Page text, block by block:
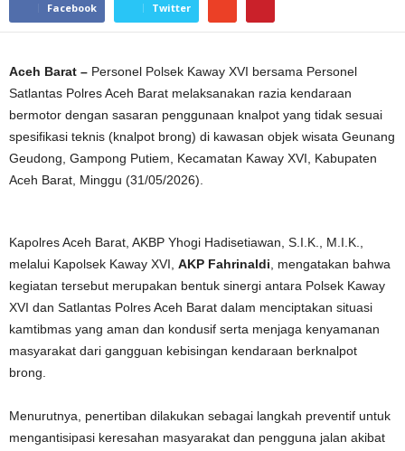
Facebook Twitter
Aceh Barat – Personel Polsek Kaway XVI bersama Personel
Satlantas Polres Aceh Barat melaksanakan razia kendaraan
bermotor dengan sasaran penggunaan knalpot yang tidak sesuai
spesifikasi teknis (knalpot brong) di kawasan objek wisata Geunang
Geudong, Gampong Putiem, Kecamatan Kaway XVI, Kabupaten
Aceh Barat, Minggu (31/05/2026).
Kapolres Aceh Barat, AKBP Yhogi Hadisetiawan, S.I.K., M.I.K.,
melalui Kapolsek Kaway XVI, AKP Fahrinaldi , mengatakan bahwa
kegiatan tersebut merupakan bentuk sinergi antara Polsek Kaway
XVI dan Satlantas Polres Aceh Barat dalam menciptakan situasi
kamtibmas yang aman dan kondusif serta menjaga kenyamanan
masyarakat dari gangguan kebisingan kendaraan berknalpot
brong.
Menurutnya, penertiban dilakukan sebagai langkah preventif untuk
mengantisipasi keresahan masyarakat dan pengguna jalan akibat